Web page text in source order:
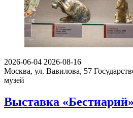
2026-06-04 2026-08-16
Москва, ул. Вавилова, 57
музей
Выставка